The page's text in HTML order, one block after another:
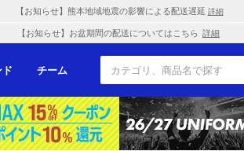
【お知らせ】熊本地域地震の影響による配送遅延 詳細
【お知らせ】お盆期間の配送についてはこちら 詳細
ド チーム